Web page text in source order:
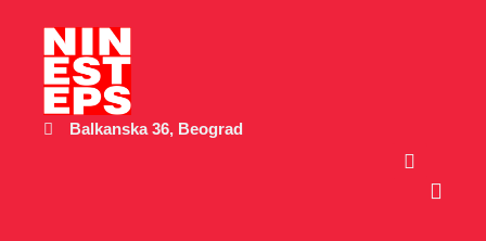
садржај
Balkanska 36, Beograd
Cart